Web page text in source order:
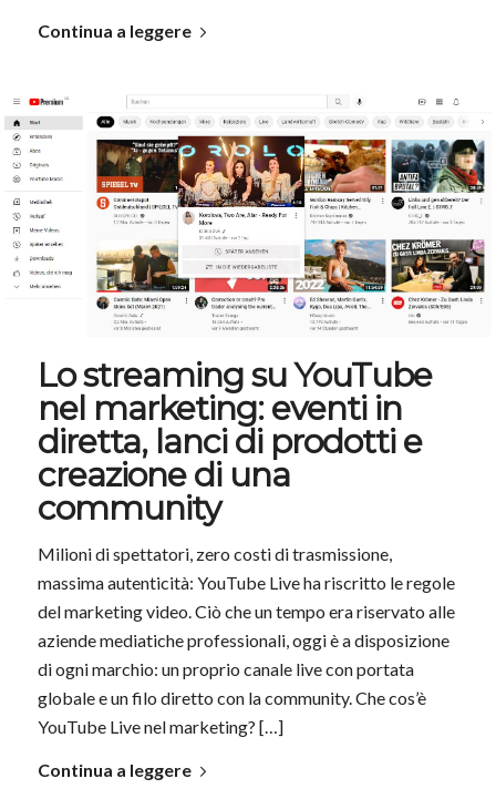
Continua a leggere
Lo streaming su YouTube
nel marketing: eventi in
diretta, lanci di prodotti e
creazione di una
community
Milioni di spettatori, zero costi di trasmissione,
massima autenticità: YouTube Live ha riscritto le regole
del marketing video. Ciò che un tempo era riservato alle
aziende mediatiche professionali, oggi è a disposizione
di ogni marchio: un proprio canale live con portata
globale e un filo diretto con la community. Che cos’è
YouTube Live nel marketing? […]
Continua a leggere